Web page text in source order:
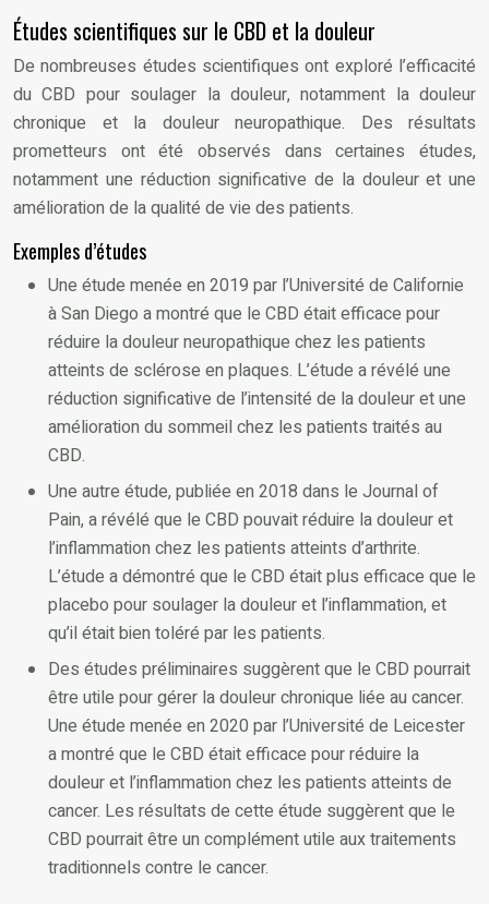
Études scientifiques sur le CBD et la douleur
De nombreuses études scientifiques ont exploré l’efficacité
du CBD pour soulager la douleur, notamment la douleur
chronique et la douleur neuropathique. Des résultats
prometteurs ont été observés dans certaines études,
notamment une réduction significative de la douleur et une
amélioration de la qualité de vie des patients.
Exemples d’études
Une étude menée en 2019 par l’Université de Californie
à San Diego a montré que le CBD était efficace pour
réduire la douleur neuropathique chez les patients
atteints de sclérose en plaques. L’étude a révélé une
réduction significative de l’intensité de la douleur et une
amélioration du sommeil chez les patients traités au
CBD.
Une autre étude, publiée en 2018 dans le Journal of
Pain, a révélé que le CBD pouvait réduire la douleur et
l’inflammation chez les patients atteints d’arthrite.
L’étude a démontré que le CBD était plus efficace que le
placebo pour soulager la douleur et l’inflammation, et
qu’il était bien toléré par les patients.
Des études préliminaires suggèrent que le CBD pourrait
être utile pour gérer la douleur chronique liée au cancer.
Une étude menée en 2020 par l’Université de Leicester
a montré que le CBD était efficace pour réduire la
douleur et l’inflammation chez les patients atteints de
cancer. Les résultats de cette étude suggèrent que le
CBD pourrait être un complément utile aux traitements
traditionnels contre le cancer.